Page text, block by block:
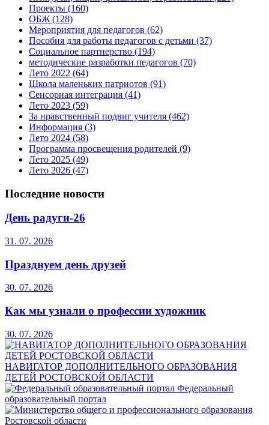
Проекты (160)
ОБЖ (128)
Мероприятия для педагогов (62)
Пособия для работы педагогов с детьми (37)
Социальное партнерство (194)
методические разработки педагогов (70)
Лето 2022 (64)
Школа маленьких патриотов (91)
Сенсорная интеграция (41)
Лето 2023 (59)
За нравственный подвиг учителя (462)
Информация (3)
Лето 2024 (58)
Программа просвещения родителей (9)
Лето 2025 (49)
Лето 2026 (47)
Последние новости
День радуги-26
31. 07. 2026
Празднуем день друзей
30. 07. 2026
Как мы узнали о профессии художник
30. 07. 2026
НАВИГАТОР ДОПОЛНИТЕЛЬНОГО ОБРАЗОВАНИЯ
ДЕТЕЙ РОСТОВСКОЙ ОБЛАСТИ
Федеральный
образовательный портал